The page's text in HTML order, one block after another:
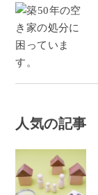
人気の記事